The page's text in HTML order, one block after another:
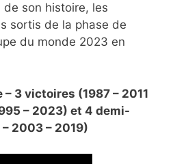
de son histoire, les
sortis de la phase de
du monde 2023 en
3 victoires (1987 – 2011
– 2023) et 4 demi-
2003 – 2019)